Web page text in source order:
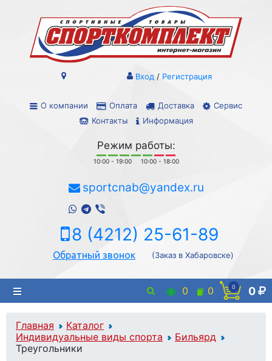
О компании Оплата Доставка
Сервис
Контакты
Информация
Вход / Регистрация
Режим работы:
10:00 - 19:00 10:00 - 18:00
sportcnab@yandex.ru
8 (4212) 25-61-89
Обратный звонок (Заказ в Хабаровске)
0 0 0 0
Главная
Каталог
Индивидуальные виды спорта
Бильярд
Треугольники